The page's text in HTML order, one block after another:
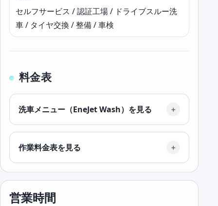
セルフサービス / 認証工場 / ドライブスルー洗
車 / タイヤ交換 / 整備 / 車検
料金表
洗車メニュー（EneJet Wash）を見る
作業料金表を見る
営業時間